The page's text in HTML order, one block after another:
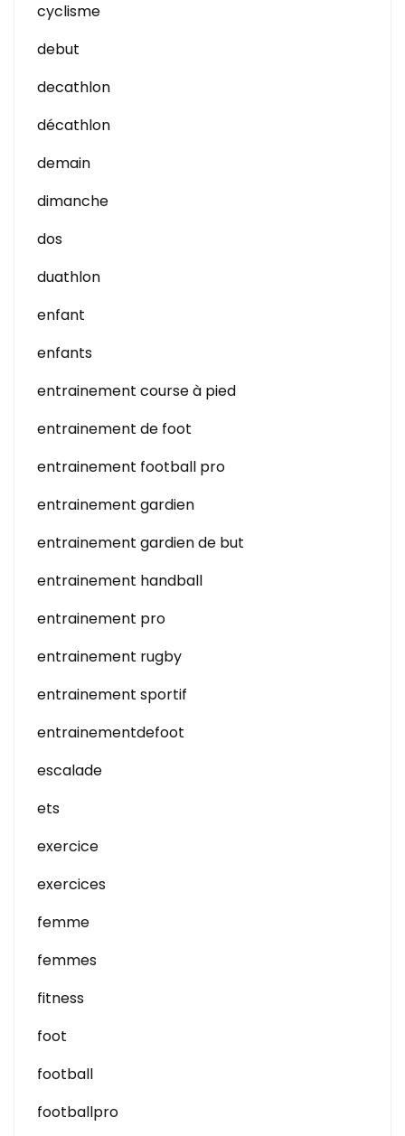
cyclisme
debut
decathlon
décathlon
demain
dimanche
dos
duathlon
enfant
enfants
entrainement course à pied
entrainement de foot
entrainement football pro
entrainement gardien
entrainement gardien de but
entrainement handball
entrainement pro
entrainement rugby
entrainement sportif
entrainementdefoot
escalade
ets
exercice
exercices
femme
femmes
fitness
foot
football
footballpro